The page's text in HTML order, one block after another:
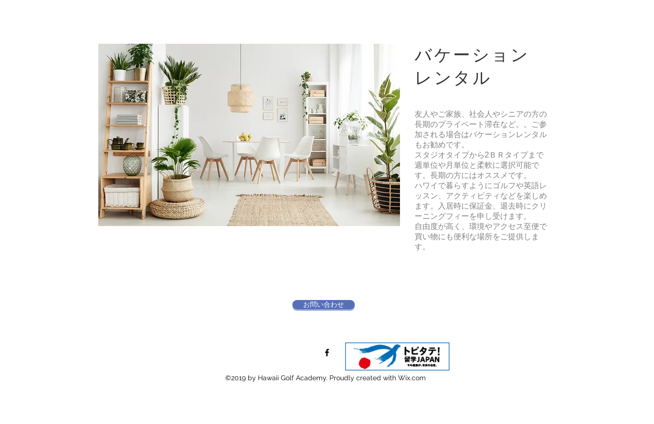
バケーション
レンタル
友人やご家族、社会人やシニアの方の
長期のプライベート滞在など。。ご参
加される場合はバケーションレンタル
もお勧めです。
スタジオタイプから2ＢＲタイプまで
週単位や月単位と柔軟に選択可能で
す。長期の方にはオススメです。
ハワイで暮らすようにゴルフや英語レ
ッスン、アクティビティなどを楽しめ
ます。入居時に保証金、退去時にクリ
ーニングフィーを申し受けます。
​自由度が高く、環境やアクセス至便で
​買い物にも便利な場所をご提供しま
す。
お問い合わせ
©2019 by Hawaii Golf Academy. Proudly created with Wix.com